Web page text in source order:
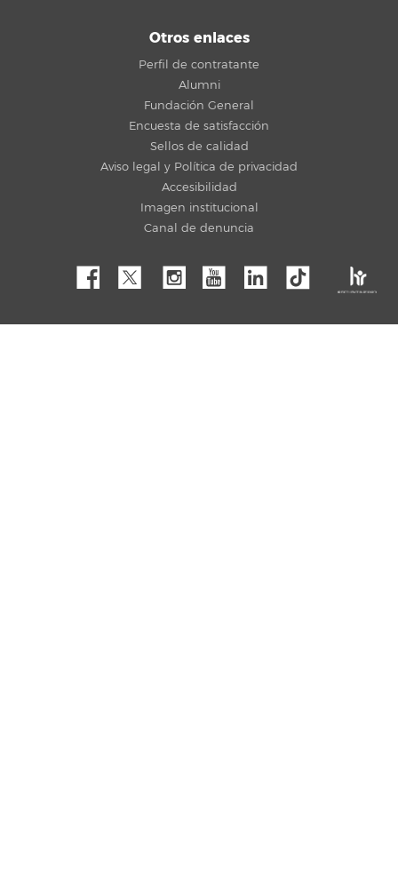
Otros enlaces
Perfil de contratante
Alumni
Fundación General
Encuesta de satisfacción
Sellos de calidad
Aviso legal y Política de privacidad
Accesibilidad
Imagen institucional
Canal de denuncia